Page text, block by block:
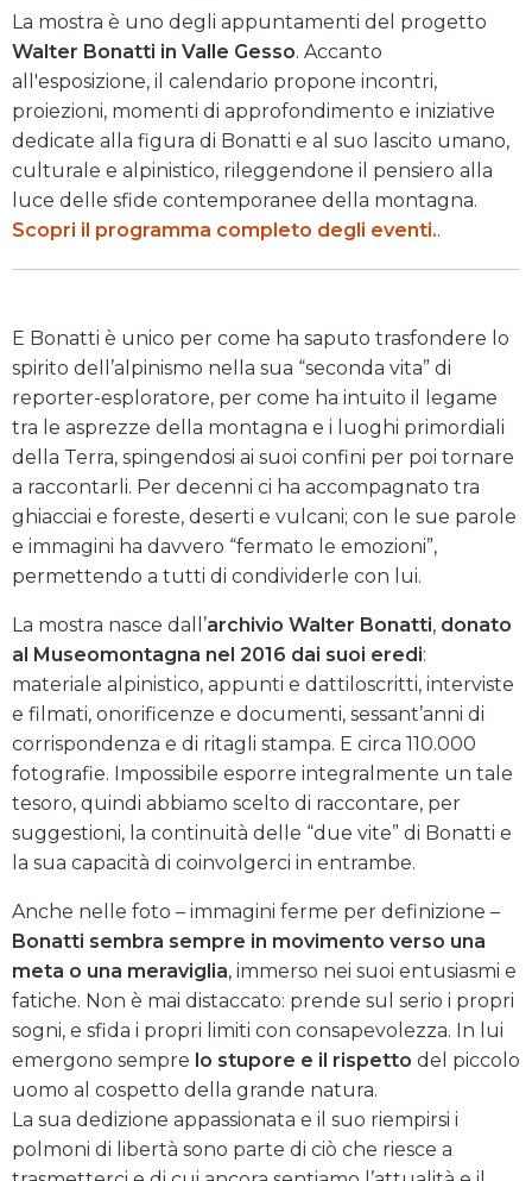
La mostra è uno degli appuntamenti del progetto
Walter Bonatti in Valle Gesso. Accanto
all'esposizione, il calendario propone incontri,
proiezioni, momenti di approfondimento e iniziative
dedicate alla figura di Bonatti e al suo lascito umano,
culturale e alpinistico, rileggendone il pensiero alla
luce delle sfide contemporanee della montagna.
Scopri il programma completo degli eventi..
E Bonatti è unico per come ha saputo trasfondere lo
spirito dell’alpinismo nella sua “seconda vita” di
reporter-esploratore, per come ha intuito il legame
tra le asprezze della montagna e i luoghi primordiali
della Terra, spingendosi ai suoi confini per poi tornare
a raccontarli. Per decenni ci ha accompagnato tra
ghiacciai e foreste, deserti e vulcani; con le sue parole
e immagini ha davvero “fermato le emozioni”,
permettendo a tutti di condividerle con lui.
La mostra nasce dall’archivio Walter Bonatti, donato
al Museomontagna nel 2016 dai suoi eredi:
materiale alpinistico, appunti e dattiloscritti, interviste
e filmati, onorificenze e documenti, sessant’anni di
corrispondenza e di ritagli stampa. E circa 110.000
fotografie. Impossibile esporre integralmente un tale
tesoro, quindi abbiamo scelto di raccontare, per
suggestioni, la continuità delle “due vite” di Bonatti e
la sua capacità di coinvolgerci in entrambe.
Anche nelle foto – immagini ferme per definizione –
Bonatti sembra sempre in movimento verso una
meta o una meraviglia, immerso nei suoi entusiasmi e
fatiche. Non è mai distaccato: prende sul serio i propri
sogni, e sfida i propri limiti con consapevolezza. In lui
emergono sempre lo stupore e il rispetto del piccolo
uomo al cospetto della grande natura.
La sua dedizione appassionata e il suo riempirsi i
polmoni di libertà sono parte di ciò che riesce a